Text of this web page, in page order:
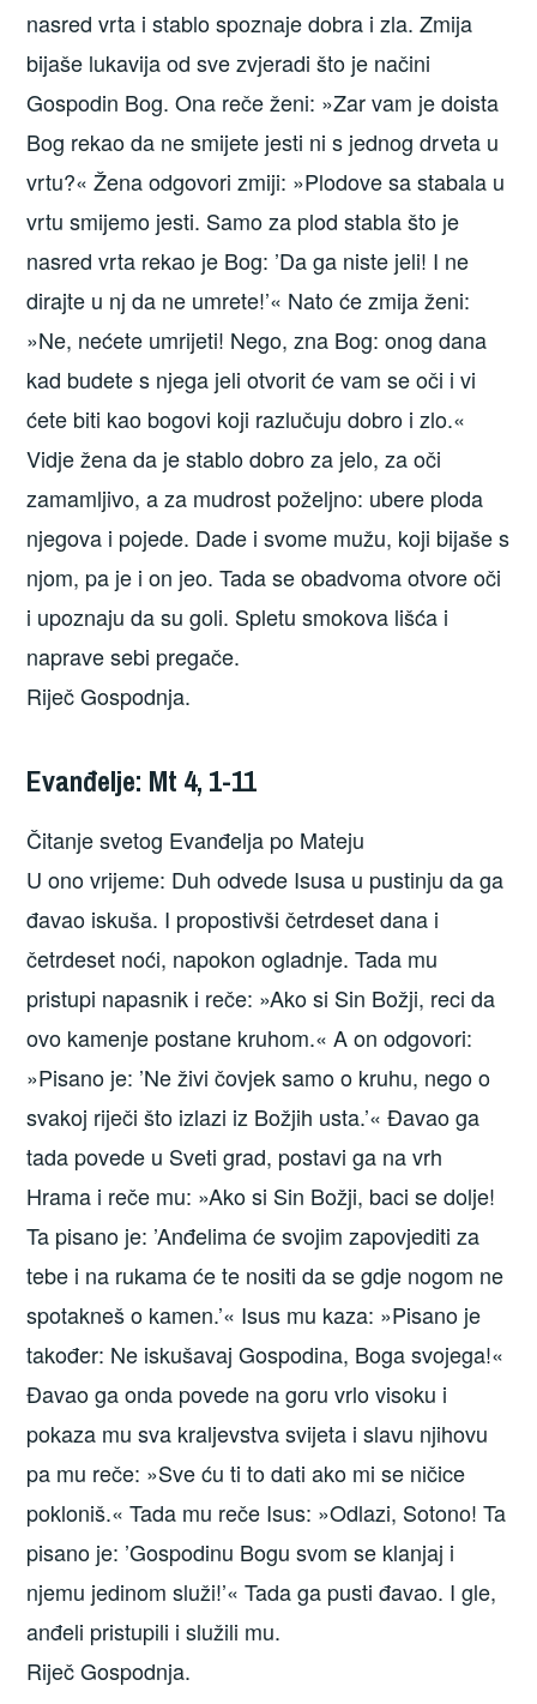
nasred vrta i stablo spoznaje dobra i zla. Zmija
bijaše lukavija od sve zvjeradi što je načini
Gospodin Bog. Ona reče ženi: »Zar vam je doista
Bog rekao da ne smijete jesti ni s jednog drveta u
vrtu?« Žena odgovori zmiji: »Plodove sa stabala u
vrtu smijemo jesti. Samo za plod stabla što je
nasred vrta rekao je Bog: ’Da ga niste jeli! I ne
dirajte u nj da ne umrete!’« Nato će zmija ženi:
»Ne, nećete umrijeti! Nego, zna Bog: onog dana
kad budete s njega jeli otvorit će vam se oči i vi
ćete biti kao bogovi koji razlučuju dobro i zlo.«
Vidje žena da je stablo dobro za jelo, za oči
zamamljivo, a za mudrost poželjno: ubere ploda
njegova i pojede. Dade i svome mužu, koji bijaše s
njom, pa je i on jeo. Tada se obadvoma otvore oči
i upoznaju da su goli. Spletu smokova lišća i
naprave sebi pregače.
Riječ Gospodnja.
Evanđelje: Mt 4, 1-11
Čitanje svetog Evanđelja po Mateju
U ono vrijeme: Duh odvede Isusa u pustinju da ga
đavao iskuša. I propostivši četrdeset dana i
četrdeset noći, napokon ogladnje. Tada mu
pristupi napasnik i reče: »Ako si Sin Božji, reci da
ovo kamenje postane kruhom.« A on odgovori:
»Pisano je: ’Ne živi čovjek samo o kruhu, nego o
svakoj riječi što izlazi iz Božjih usta.’« Đavao ga
tada povede u Sveti grad, postavi ga na vrh
Hrama i reče mu: »Ako si Sin Božji, baci se dolje!
Ta pisano je: ’Anđelima će svojim zapovjediti za
tebe i na rukama će te nositi da se gdje nogom ne
spotakneš o kamen.’« Isus mu kaza: »Pisano je
također: Ne iskušavaj Gospodina, Boga svojega!«
Đavao ga onda povede na goru vrlo visoku i
pokaza mu sva kraljevstva svijeta i slavu njihovu
pa mu reče: »Sve ću ti to dati ako mi se ničice
pokloniš.« Tada mu reče Isus: »Odlazi, Sotono! Ta
pisano je: ’Gospodinu Bogu svom se klanjaj i
njemu jedinom služi!’« Tada ga pusti đavao. I gle,
anđeli pristupili i služili mu.
Riječ Gospodnja.